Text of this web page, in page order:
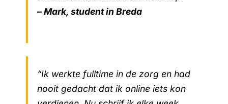
– Mark, student in Breda
“Ik werkte fulltime in de zorg en had
nooit gedacht dat ik online iets kon